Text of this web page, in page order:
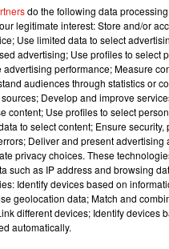
7 août 2026
Julien Lieb s’essaye à la vie
dans son nouveau clip
7 août 2026
Madonna sort enfin le remix
Sensation » avec Kylie
Tayc et Didi B dévoilent le
do the following data
legitimate interest: Store and/or
Use limited data to select
advertising; Use profiles to select
performance; Measure
audiences through statistics or
Develop and improve
content; Use profiles to select
to select content; Ensure security,
Deliver and present advertising
privacy choices. These
such as IP address and browsing
Identify devices based on
geolocation data; Match and
different devices; Identify devices
automatically.